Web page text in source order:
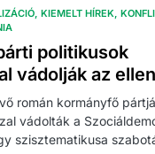
KIEMELT HÍREK
politikusok
vádolják az
román kormányfő
vádolták a
szisztematikusa